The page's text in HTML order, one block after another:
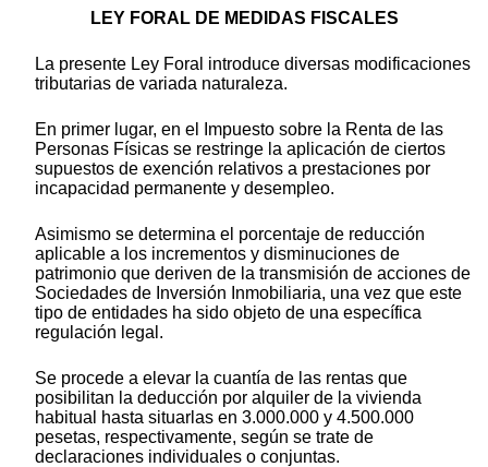
LEY FORAL DE MEDIDAS FISCALES
La presente Ley Foral introduce diversas modificaciones
tributarias de variada naturaleza.
En primer lugar, en el Impuesto sobre la Renta de las
Personas Físicas se restringe la aplicación de ciertos
supuestos de exención relativos a prestaciones por
incapacidad permanente y desempleo.
Asimismo se determina el porcentaje de reducción
aplicable a los incrementos y disminuciones de
patrimonio que deriven de la transmisión de acciones de
Sociedades de Inversión Inmobiliaria, una vez que este
tipo de entidades ha sido objeto de una específica
regulación legal.
Se procede a elevar la cuantía de las rentas que
posibilitan la deducción por alquiler de la vivienda
habitual hasta situarlas en 3.000.000 y 4.500.000
pesetas, respectivamente, según se trate de
declaraciones individuales o conjuntas.